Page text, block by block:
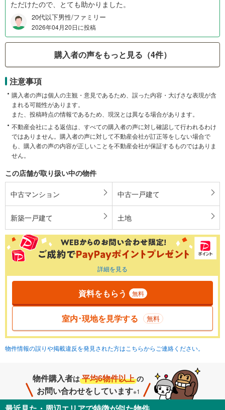
ただけたので、とても助かりました。
20代以下男性/ファミリー
2026年04月20日に投稿
購入者の声をもっと見る（4件）
注意事項
購入者の声は個人の主観・意見であるため、誤った内容・大げさな表現が含
まれる可能性があります。
また、投稿時点の情報であるため、現況とは異なる場合があります。
不動産会社による返信は、すべての購入者の声に対し確認して行われるわけ
ではありません。購入者の声に対して不動産会社が訂正等をしない場合で
も、購入者の声の内容が正しいことを不動産会社が保証するものではありま
せん。
この店舗が取り扱い中の物件
中古マンション 中古一戸建て
新築一戸建て 土地
詳細を見る
資料をもらう 無料
室内･現地を見学する 無料
物件情報の誤りや掲載違反を発見された方はこちらからご連絡ください。
物件購入者は 平均6物件以上 の
お問い合わせをしています※1